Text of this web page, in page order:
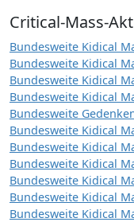
Critical-Mass-
Bundesweite Kidical
Bundesweite Kidical
Bundesweite Kidical
Bundesweite Kidical
Bundesweite
Bundesweite Kidical
Bundesweite Kidical
Bundesweite Kidical
Bundesweite Kidical
Bundesweite Kidical
Bundesweite Kidical